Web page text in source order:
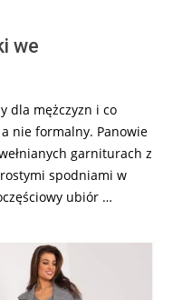
we
dla mężczyzn i co
a nie formalny. Panowie
garniturach z
spodniami w
ubiór …